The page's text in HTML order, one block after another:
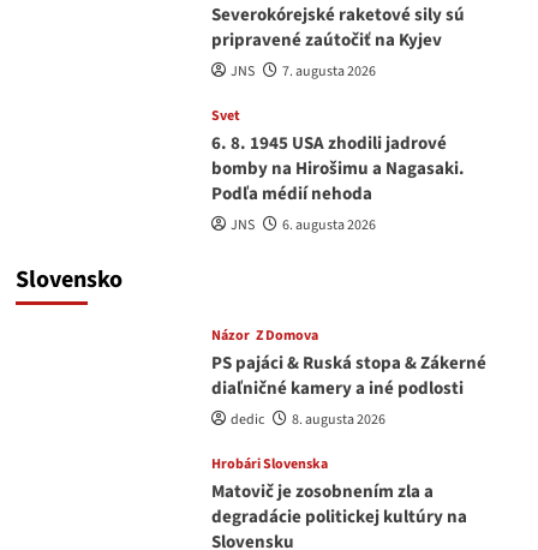
Severokórejské raketové sily sú
pripravené zaútočiť na Kyjev
JNS 7. augusta 2026
Svet
6. 8. 1945 USA zhodili jadrové
bomby na Hirošimu a Nagasaki.
Podľa médií nehoda
JNS 6. augusta 2026
Slovensko
Názor Z Domova
PS pajáci & Ruská stopa & Zákerné
diaľničné kamery a iné podlosti
dedic 8. augusta 2026
Hrobári Slovenska
Matovič je zosobnením zla a
degradácie politickej kultúry na
Slovensku